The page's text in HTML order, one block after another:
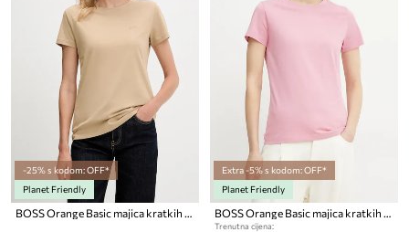
-25% s kodom: OFF*
Planet Friendly
Extra -5% s kodom: OFF*
Planet Friendly
Trenutna cijena: